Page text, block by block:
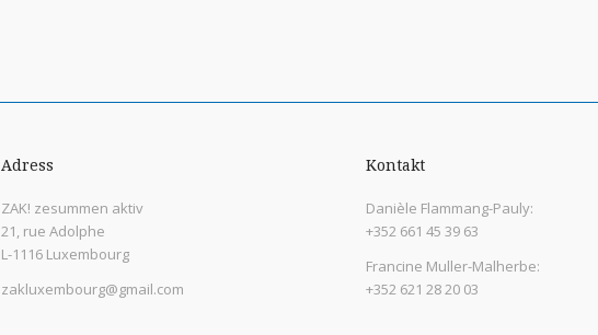
Adress
ZAK! zesummen aktiv
21, rue Adolphe
L-1116 Luxembourg
zakluxembourg@gmail.com
Kontakt
Danièle Flammang-Pauly:
+352 661 45 39 63
Francine Muller-Malherbe:
+352 621 28 20 03